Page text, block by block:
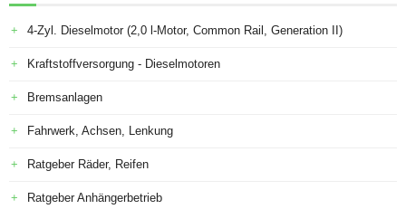
4-Zyl. Dieselmotor (2,0 l-Motor, Common Rail, Generation II)
Kraftstoffversorgung - Dieselmotoren
Bremsanlagen
Fahrwerk, Achsen, Lenkung
Ratgeber Räder, Reifen
Ratgeber Anhängerbetrieb